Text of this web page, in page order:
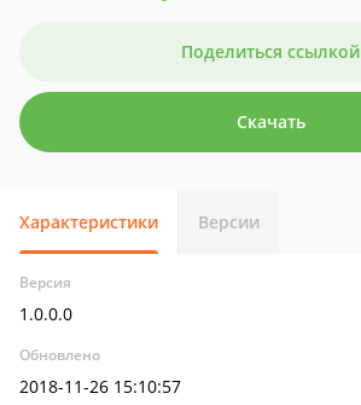
Поделиться ссылкой
Скачать
Характеристики Версии
Версия
1.0.0.0
Обновлено
2018-11-26 15:10:57